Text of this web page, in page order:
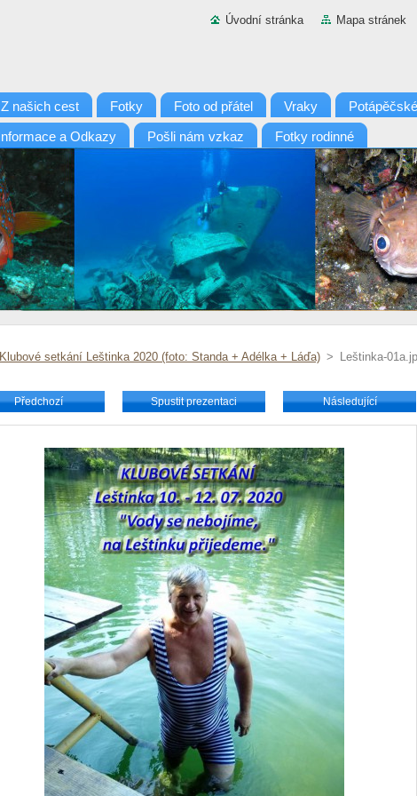
Úvodní stránka Mapa stránek
Z našich cest Fotky Foto od přátel Vraky
Informace a Odkazy Pošli nám vzkaz Fotky rodinné
Klubové setkání Leštinka 2020 (foto: Standa + Adélka + Láďa) > Leštinka-
Předchozí Spustit prezentaci Následující